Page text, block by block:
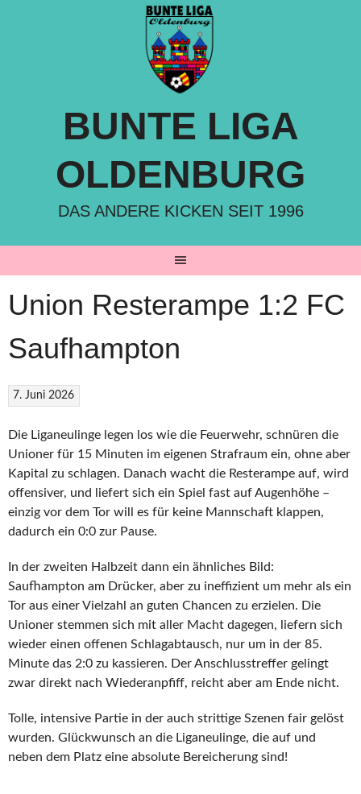
BUNTE LIGA
OLDENBURG
DAS ANDERE KICKEN SEIT 1996
Union Resterampe 1:2 FC
Saufhampton
7. Juni 2026
Die Liganeulinge legen los wie die Feuerwehr, schnüren die
Unioner für 15 Minuten im eigenen Strafraum ein, ohne aber
Kapital zu schlagen. Danach wacht die Resterampe auf, wird
offensiver, und liefert sich ein Spiel fast auf Augenhöhe –
einzig vor dem Tor will es für keine Mannschaft klappen,
dadurch ein 0:0 zur Pause.
In der zweiten Halbzeit dann ein ähnliches Bild:
Saufhampton am Drücker, aber zu ineffizient um mehr als ein
Tor aus einer Vielzahl an guten Chancen zu erzielen. Die
Unioner stemmen sich mit aller Macht dagegen, liefern sich
wieder einen offenen Schlagabtausch, nur um in der 85.
Minute das 2:0 zu kassieren. Der Anschlusstreffer gelingt
zwar direkt nach Wiederanpfiff, reicht aber am Ende nicht.
Tolle, intensive Partie in der auch strittige Szenen fair gelöst
wurden. Glückwunsch an die Liganeulinge, die auf und
neben dem Platz eine absolute Bereicherung sind!